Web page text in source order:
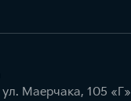
ул. Маерчака, 105 «Г»